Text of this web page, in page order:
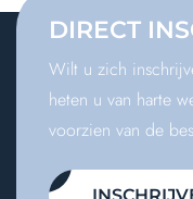
DIRECT
Wilt u zich
heten u van harte
voorzien van de